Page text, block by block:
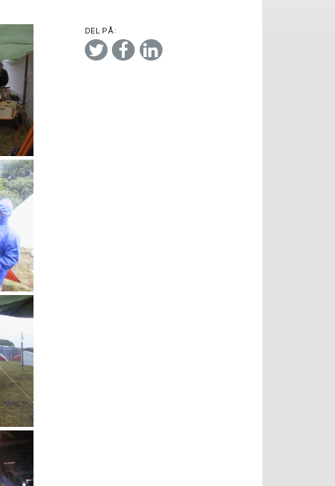
DEL PÅ: